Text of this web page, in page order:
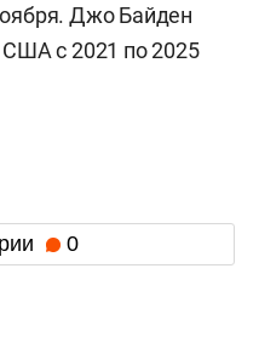
Джо Байден
США с 2021 по 2025
0